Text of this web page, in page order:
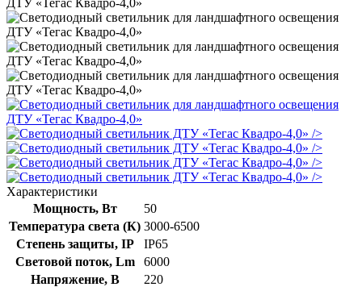
/>
/>
/>
/>
Характеристики
Мощность, Вт
50
Температура света (К) 3000-6500
Степень защиты, IP
IP65
Световой поток, Lm
6000
Напряжение, В
220